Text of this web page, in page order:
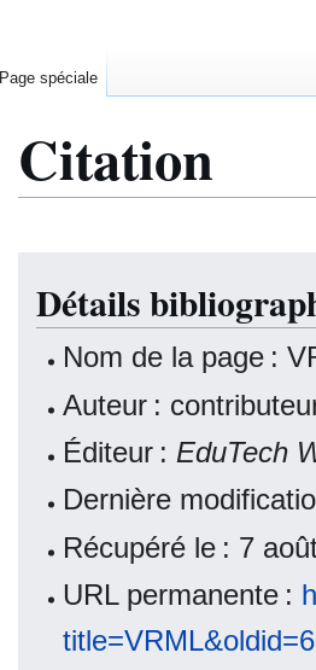
Citation
navigation
recherche
Détails
Nom de la page :
Auteur :
Éditeur : EduTech
Dernière
Récupéré le : 7
URL permanente :
Page spéciale